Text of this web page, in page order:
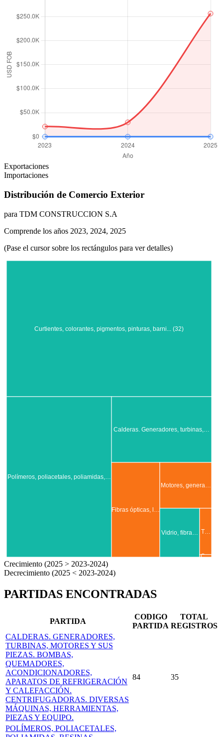
Exportaciones
Importaciones
Distribución de Comercio Exterior
para TDM CONSTRUCCION S.A
Comprende los años 2023, 2024, 2025
(Pase el cursor sobre los rectángulos para ver detalles)
Curtientes, colorantes, pigmentos, pinturas, barni... (32)
Polímeros, poliacetales, poliamidas,…
Calderas. Generadores, turbinas,…
Fibras ópticas, l…
Motores, genera…
Vidrio, fibra… T…
C…
Crecimiento (2025 > 2023-2024)
Decrecimiento (2025 < 2023-2024)
PARTIDAS ENCONTRADAS
PARTIDA
CODIGO
PARTIDA
TOTAL
REGISTROS
CALDERAS. GENERADORES,
TURBINAS, MOTORES Y SUS
PIEZAS. BOMBAS,
QUEMADORES,
ACONDICIONADORES,
APARATOS DE REFRIGERACIÓN
Y CALEFACCIÓN.
CENTRIFUGADORAS. DIVERSAS
MÁQUINAS, HERRAMIENTAS,
PIEZAS Y EQUIPO.
84 35
POLÍMEROS, POLIACETALES,